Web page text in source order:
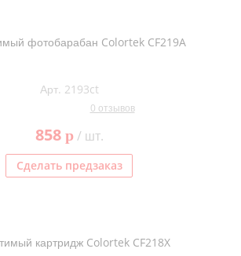
фотобарабан Colortek CF219A
Арт. 2193ct
0 отзывов
858 p/ шт.
Сделать предзаказ
картридж Colortek CF218X